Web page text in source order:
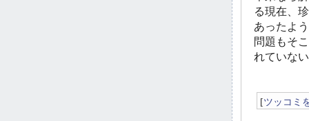
る現在、
あったよ
問題もそ
れていな
[ツッコミ